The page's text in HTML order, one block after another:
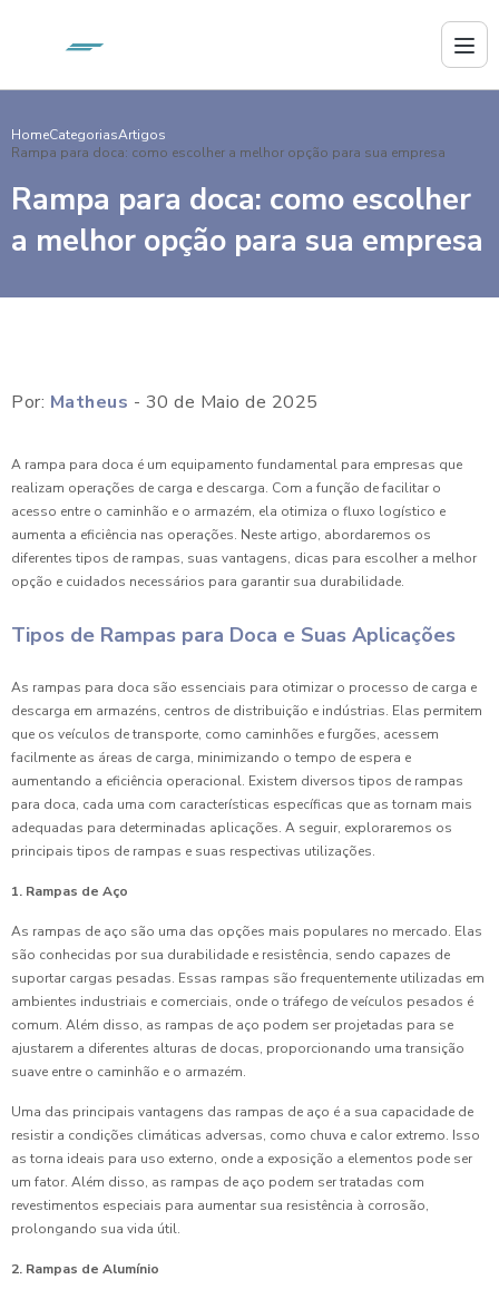
HomeCategoriasArtigos
Rampa para doca: como escolher a melhor opção para sua empresa
Rampa para doca: como escolher
a melhor opção para sua empresa
Por: Matheus - 30 de Maio de 2025
A rampa para doca é um equipamento fundamental para empresas que
realizam operações de carga e descarga. Com a função de facilitar o
acesso entre o caminhão e o armazém, ela otimiza o fluxo logístico e
aumenta a eficiência nas operações. Neste artigo, abordaremos os
diferentes tipos de rampas, suas vantagens, dicas para escolher a melhor
opção e cuidados necessários para garantir sua durabilidade.
Tipos de Rampas para Doca e Suas Aplicações
As rampas para doca são essenciais para otimizar o processo de carga e
descarga em armazéns, centros de distribuição e indústrias. Elas permitem
que os veículos de transporte, como caminhões e furgões, acessem
facilmente as áreas de carga, minimizando o tempo de espera e
aumentando a eficiência operacional. Existem diversos tipos de rampas
para doca, cada uma com características específicas que as tornam mais
adequadas para determinadas aplicações. A seguir, exploraremos os
principais tipos de rampas e suas respectivas utilizações.
1. Rampas de Aço
As rampas de aço são uma das opções mais populares no mercado. Elas
são conhecidas por sua durabilidade e resistência, sendo capazes de
suportar cargas pesadas. Essas rampas são frequentemente utilizadas em
ambientes industriais e comerciais, onde o tráfego de veículos pesados é
comum. Além disso, as rampas de aço podem ser projetadas para se
ajustarem a diferentes alturas de docas, proporcionando uma transição
suave entre o caminhão e o armazém.
Uma das principais vantagens das rampas de aço é a sua capacidade de
resistir a condições climáticas adversas, como chuva e calor extremo. Isso
as torna ideais para uso externo, onde a exposição a elementos pode ser
um fator. Além disso, as rampas de aço podem ser tratadas com
revestimentos especiais para aumentar sua resistência à corrosão,
prolongando sua vida útil.
2. Rampas de Alumínio